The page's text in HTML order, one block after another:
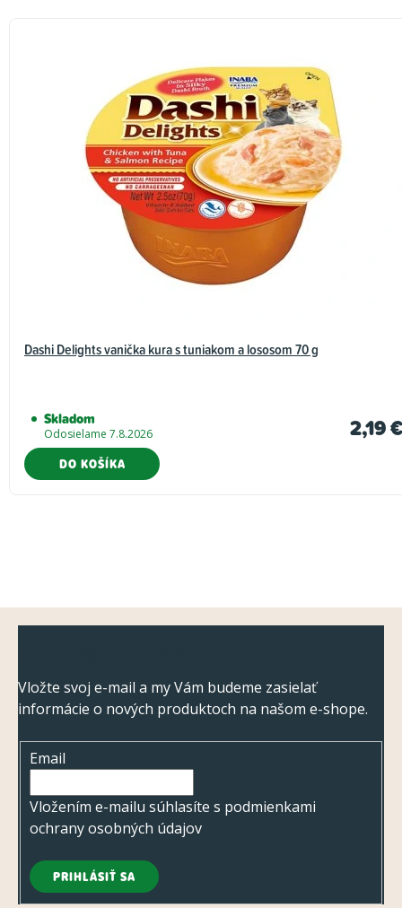
Dashi Delights vanička kura s tuniakom a lososom 70 g
Skladom
Odosielame 7.8.2026 2,19
DO KOŠÍKA
Vložte svoj e-mail a my Vám budeme zasielať
informácie o nových produktoch na našom e-shope.
Email
Vložením e-mailu súhlasíte s podmienkami
ochrany osobných údajov
PRIHLÁSIŤ SA